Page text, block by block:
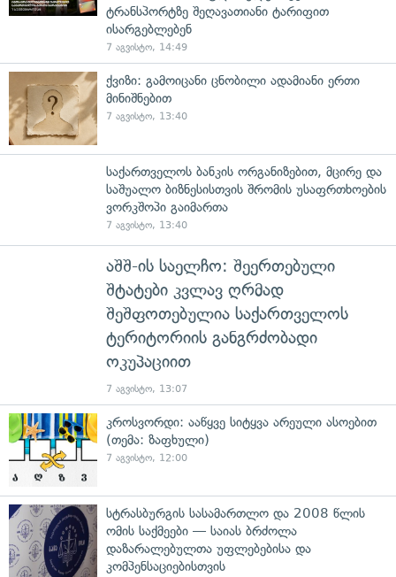
ტრანსპორტზე შეღავათიანი ტარიფით
ისარგებლებენ
7 აგვისტო, 14:49
ქვიზი: გამოიცანი ცნობილი ადამიანი ერთი
მინიშნებით
7 აგვისტო, 13:40
საქართველოს ბანკის ორგანიზებით, მცირე და
საშუალო ბიზნესისთვის შრომის უსაფრთხოების
ვორკშოპი გაიმართა
7 აგვისტო, 13:40
აშშ-ის საელჩო: შეერთებული
შტატები კვლავ ღრმად
შეშფოთებულია საქართველოს
ტერიტორიის განგრძობადი
ოკუპაციით
7 აგვისტო, 13:07
კროსვორდი: ააწყვე სიტყვა არეული ასოებით
(თემა: ზაფხული)
7 აგვისტო, 12:00
სტრასბურგის სასამართლო და 2008 წლის
ომის საქმეები — საიას ბრძოლა
დაზარალებულთა უფლებებისა და
კომპენსაციებისთვის